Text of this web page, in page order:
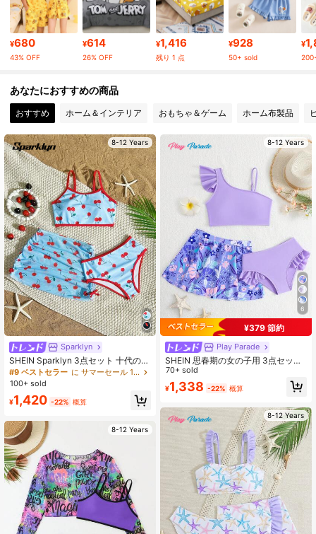
4.90 233K フォロワー
4.90 233K フォロワー
4.90 233K フォロワー
4.90 233K フォロワー
4.90 233K フォロワー
¥680
43% OFF
¥614
26% OFF
¥1,416
残り 1 点
¥928
50+ sold
¥
あなたにおすすめの商品
おすすめ ホーム＆インテリア おもちゃ＆ゲーム ホーム布製品
8-12 Years
Sparklyn
SHEIN Sparklyn 3点セット 十代の女
の子用水着、プリントタンキニ、プ
ラスサイズ
#9 ベストセラー
に サマーセール 10代の女の子向けビーチウェア
100+ sold
¥1,420 -22% 概算
8-12 Years
8-12 Years
6
¥379 節約
Play Parade
SHEIN 思春期の女の子用 3点セット
ビキニ、ラベンダーの無地とフレッ
シュなフローラルプリント、非対称
のフリル付きデザイン、ニット生
ル、エレガント、水泳、夏休み、ビ
ーチ、プール、パーティー、休暇に
適しています
70+ sold
¥1,338 -22% 概算
8-12 Years